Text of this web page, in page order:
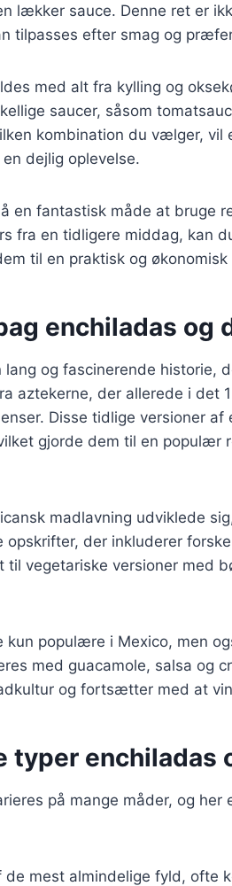
lækker sauce. Denne ret er
tilpasses efter smag og
med alt fra kylling og
saucer, såsom
kombination du vælger,
dejlig oplevelse.
en fantastisk måde at bruge
fra en tidligere middag, kan
til en praktisk og
enchiladas og
lang og fascinerende historie,
aztekerne, der allerede i det
Disse tidlige versioner
gjorde dem til en populær
madlavning udviklede
opskrifter, der inkluderer
til vegetariske versioner med
kun populære i Mexico, men
med guacamole, salsa og
og fortsætter med at
typer enchiladas
på mange måder, og
de mest almindelige fyld, ofte